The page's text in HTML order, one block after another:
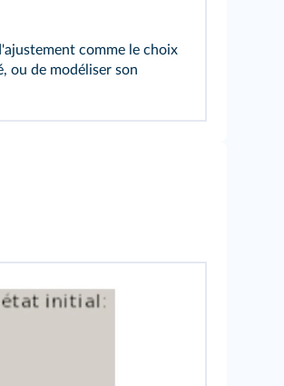
comme le choix
ou de modéliser son